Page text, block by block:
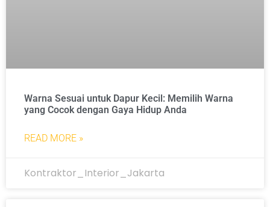
Warna Sesuai untuk Dapur Kecil: Memilih Warna
yang Cocok dengan Gaya Hidup Anda
READ MORE »
Kontraktor_Interior_Jakarta